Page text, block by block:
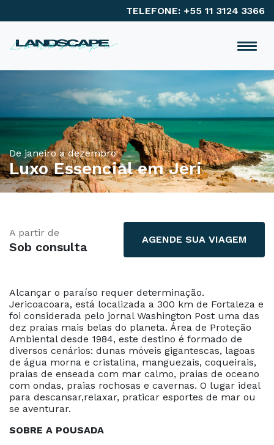
TELEFONE: +55 11 3124 3366
De janeiro a dezembro
Luxo Essencial em Jeri
A partir de
Sob consulta AGENDE SUA VIAGEM
Alcançar o paraíso requer determinação.
Jericoacoara, está localizada a 300 km de Fortaleza e
foi considerada pelo ­jornal Washington Post uma das
dez praias mais belas do planeta. Área de Proteção
Ambiental desde 1984, este ­destino é formado de
diversos cenários: dunas móveis ­gigantescas, lagoas
de água morna e cristalina, manguezais, coqueirais,
praias de enseada com mar calmo, praias de oceano
com ondas, praias rochosas e cavernas. O lugar ideal
para descansar,relaxar, praticar esportes de mar ou
se aventurar.
SOBRE A POUSADA